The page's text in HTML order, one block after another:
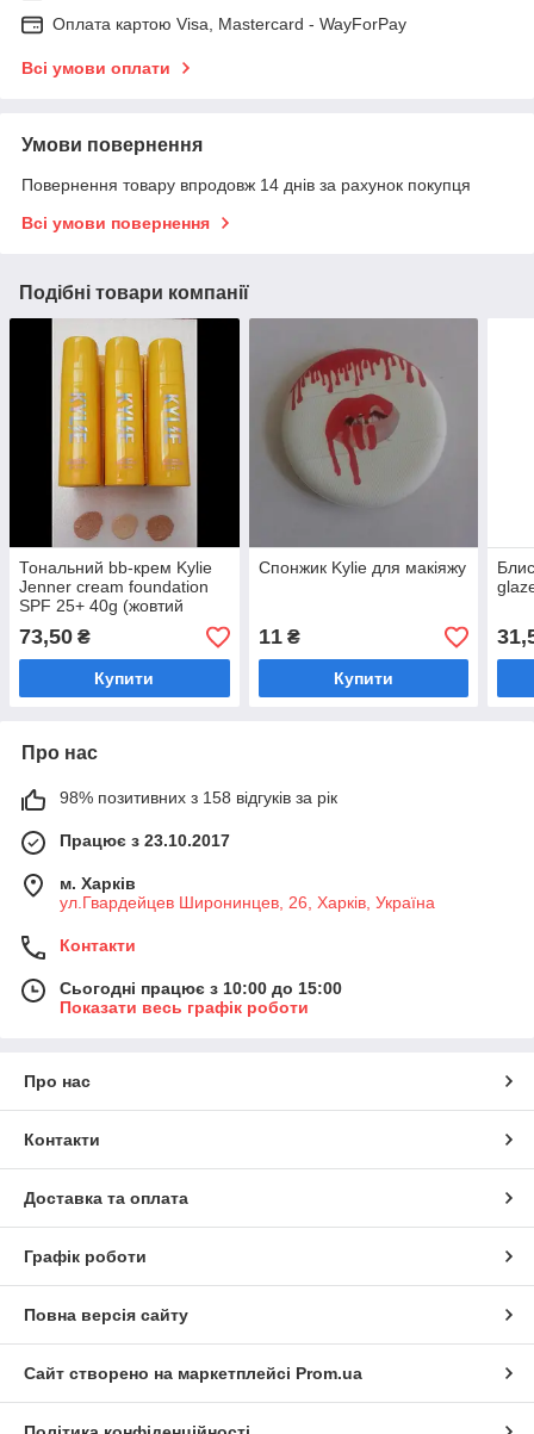
Оплата картою Visa, Mastercard - WayForPay
Всі умови оплати
Умови повернення
Повернення товару впродовж 14 днів за рахунок покупця
Всі умови повернення
Подібні товари компанії
Тональний bb-крем Kylie
Jenner cream foundation
SPF 25+ 40g (жовтий
корпус)
73,50 ₴
Купити
Спонжик Kylie для макіяжу
11₴
Купити
Про нас
98% позитивних з 158 відгуків за рік
Працює з 23.10.2017
м. Харків
ул.Гвардейцев Широнинцев, 26, Харків, Україна
Контакти
Сьогодні працює з 10:00 до 15:00
Показати весь графік роботи
Про нас
Контакти
Доставка та оплата
Графік роботи
Повна версія сайту
Сайт створено на маркетплейсі Prom.ua